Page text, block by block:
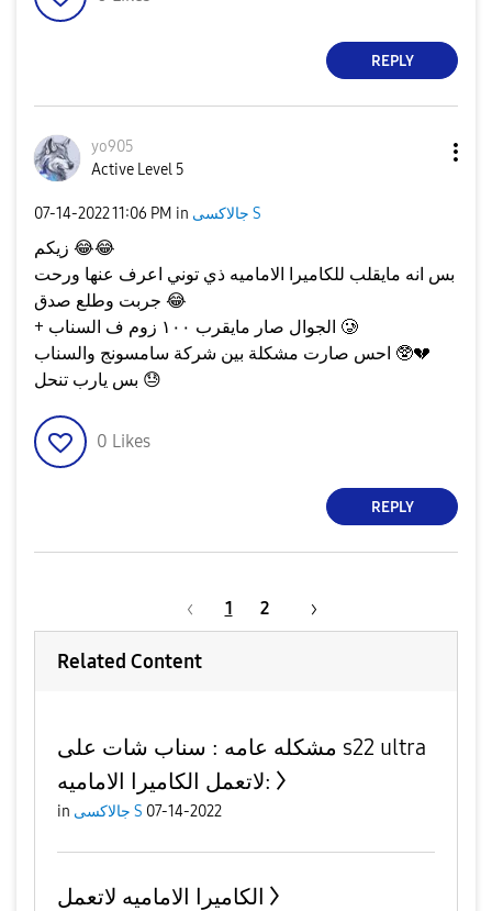
REPLY
yo905
Active Level 5
‎07-14-202211:06 PM in جالاكسى S
😂😂
بس انه مايقلب للكاميرا الاماميه ذي توني اعرف عنها ورحت
😂
+ الجوال صار مايقرب ١٠٠ زوم ف السناب 🥲
احس صارت مشكلة بين شركة سامسونج والسناب 🥸💔
😓
0 Likes
REPLY
1 2
Related Content
مشكله عامه : سناب شات على s22 ultra
لاتعمل الكاميرا الاماميه:
in جالاكسى S 07-14-2022
الكاميرا الاماميه لاتعمل